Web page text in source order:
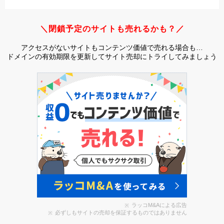
＼閉鎖予定のサイトも売れるかも？／
アクセスがないサイトもコンテンツ価値で売れる場合も…
ドメインの有効期限を更新してサイト売却にトライしてみましょう
ラッコM&Aによる広告
必ずしもサイトの売却を保証するものではありません